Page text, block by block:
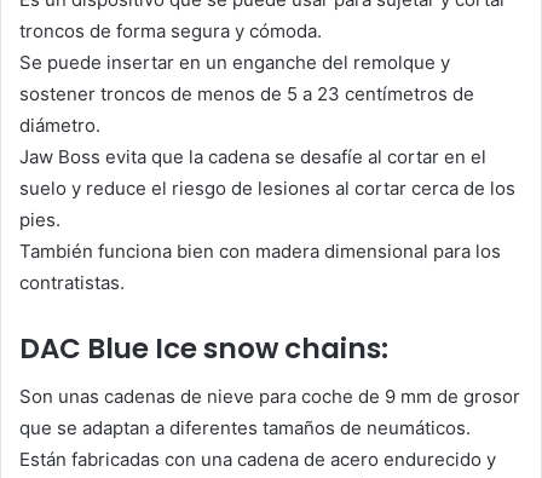
troncos de forma segura y cómoda.
Se puede insertar en un enganche del remolque y
sostener troncos de menos de 5 a 23 centímetros de
diámetro.
Jaw Boss evita que la cadena se desafíe al cortar en el
suelo y reduce el riesgo de lesiones al cortar cerca de los
pies.
También funciona bien con madera dimensional para los
contratistas.
DAC Blue Ice snow chains:
Son unas cadenas de nieve para coche de 9 mm de grosor
que se adaptan a diferentes tamaños de neumáticos.
Están fabricadas con una cadena de acero endurecido y